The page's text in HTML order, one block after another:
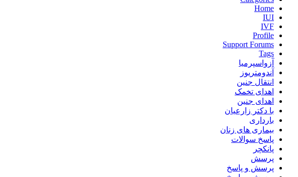
Home
IUI
IVF
Profile
Support Forums
Tags
آزواسپرمیا
آندومتریوز
انتقال جنین
اهدای تخمک
اهدای جنین
با دکتر زارعیان
بارداری
بیماری های زنان
پاسخ سوالات
پانکچر
پرسش
پرسش و پاسخ